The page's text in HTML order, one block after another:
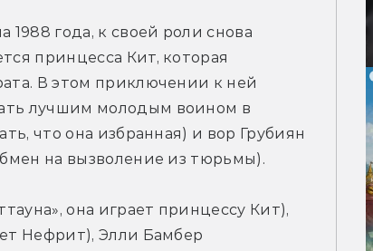
года, к своей роли снова
принцесса Кит, которая
В этом приключении к ней
лучшим молодым воином в
что она избранная) и вор Грубиян
на вызволение из тюрьмы).
она играет принцессу Кит),
Нефрит), Элли Бамбер